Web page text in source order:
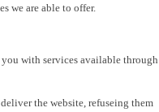
we are able to offer.
with services available through
the website, refuseing them